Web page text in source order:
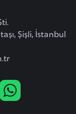
Şişli, İstanbul